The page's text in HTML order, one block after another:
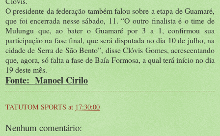
O presidente da federação também falou sobre a etapa de Guamaré,
que foi encerrada nesse sábado, 11. “O outro finalista é o time de
Mulungu que, ao bater o Guamaré por 3 a 1, confirmou sua
participação na fase final, que será disputada no dia 10 de julho, na
cidade de Serra de São Bento”, disse Clóvis Gomes, acrescentando
que, agora, só falta a fase de Baía Formosa, a qual terá início no dia
19 deste mês.
Fonte: Manoel Cirilo
TATUTOM SPORTS at 17:30:00
Nenhum comentário: